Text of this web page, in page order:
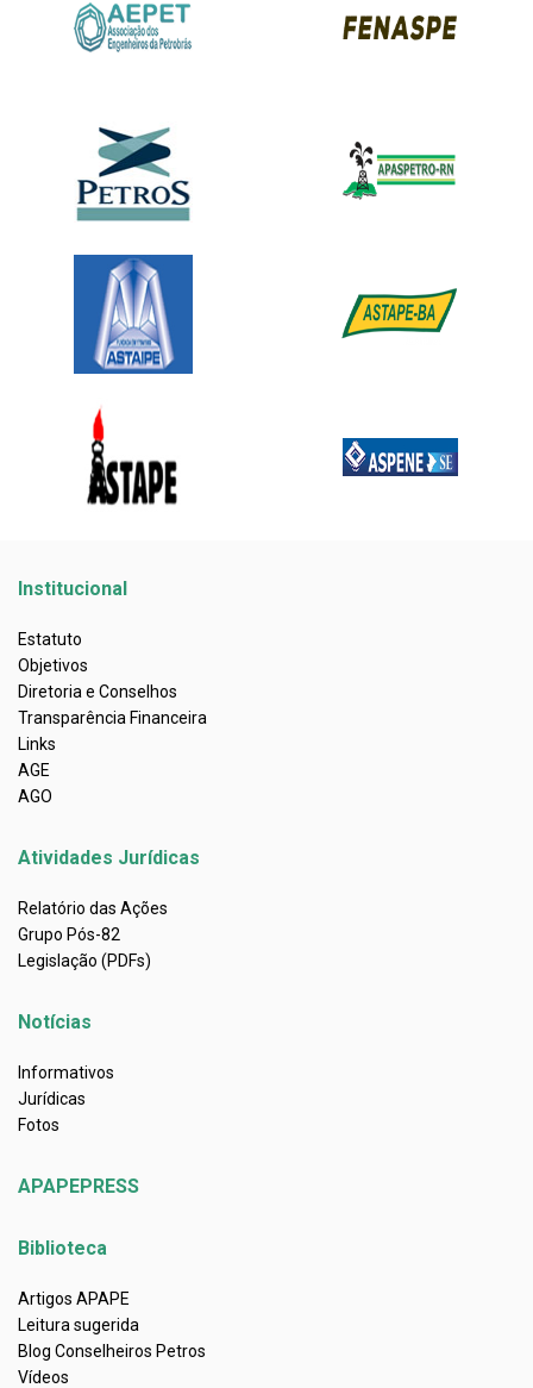
Institucional
Estatuto
Objetivos
Diretoria e Conselhos
Transparência Financeira
Links
AGE
AGO
Atividades Jurídicas
Relatório das Ações
Grupo Pós-82
Legislação (PDFs)
Notícias
Informativos
Jurídicas
Fotos
APAPEPRESS
Biblioteca
Artigos APAPE
Leitura sugerida
Blog Conselheiros Petros
Vídeos